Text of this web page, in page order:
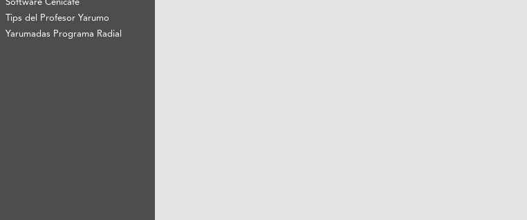
Software Cenicafé
Tips del Profesor Yarumo
Yarumadas Programa Radial